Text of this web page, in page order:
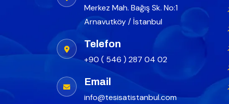
Merkez Mah. Bağış Sk. No:1
Arnavutköy / İstanbul
Telefon
+90 ( 546 ) 287 04 02
Email
info@tesisatistanbul.com